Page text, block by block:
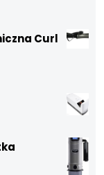
Curl